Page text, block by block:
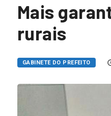
Mais
rurais
GABINETE DO PREFEITO